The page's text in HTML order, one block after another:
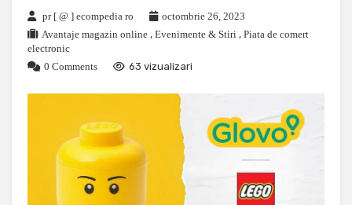
pr [ @ ] ecompedia ro
octombrie 26, 2023
Avantaje magazin online , Evenimente & Stiri , Piata de comert
electronic
0 Comments
63 vizualizari